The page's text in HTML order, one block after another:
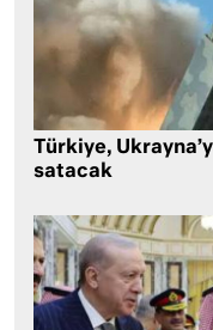
Türkiye,
satacak